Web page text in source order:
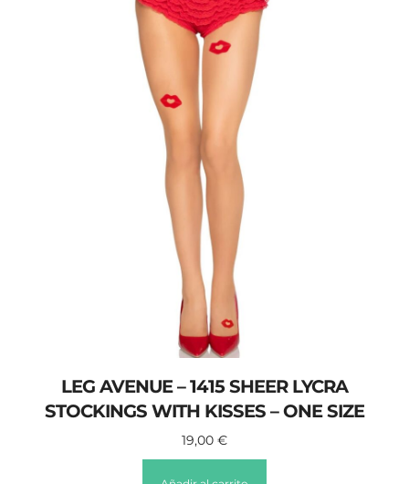
LEG AVENUE – 1415 SHEER LYCRA
STOCKINGS WITH KISSES – ONE SIZE
19,00 €